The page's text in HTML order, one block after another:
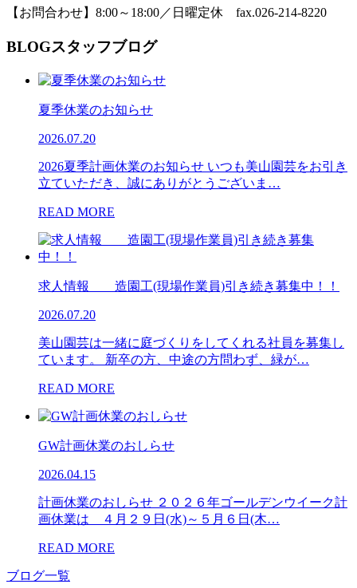
【お問合わせ】8:00～18:00／日曜定休 fax.026-214-8220
BLOGスタッフブログ
夏季休業のお知らせ
2026.07.20
2026夏季計画休業のお知らせ いつも美山園芸をお引き
立ていただき、誠にありがとうございま…
READ MORE
求人情報 造園工(現場作業員)引き続き募集中！！
2026.07.20
美山園芸は一緒に庭づくりをしてくれる社員を募集し
ています。 新卒の方、中途の方問わず、緑が…
READ MORE
GW計画休業のおしらせ
2026.04.15
計画休業のおしらせ ２０２６年ゴールデンウイーク計
画休業は ４月２９日(水)～５月６日(木…
READ MORE
ブログ一覧